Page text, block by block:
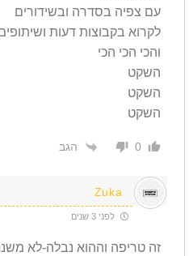
עם צפיה בסדרה ובשידורים
לקרוא בקבוצות דעות
והכי הכי הכי
השקט
השקט
השקט
0 הגב
Zuka
לפני 3 שנים
זה טריפה וההוא נבלה-לא